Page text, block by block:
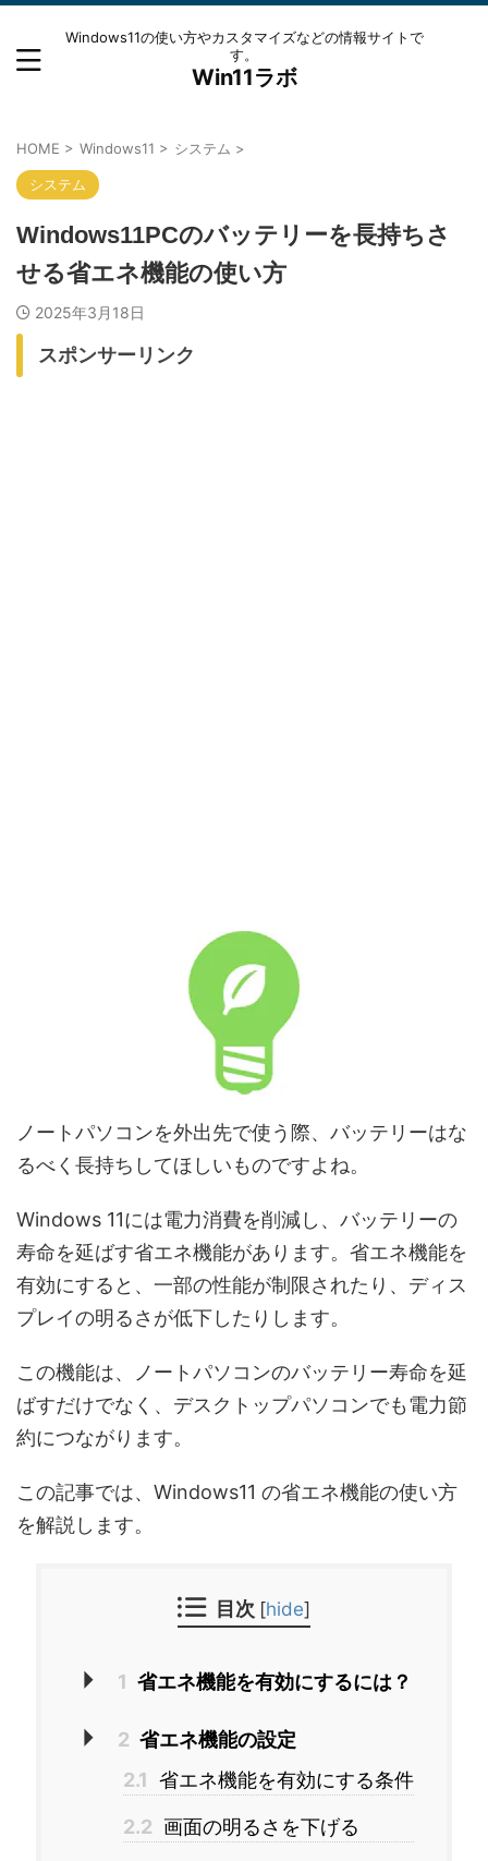
Windows11の使い方やカスタマイズなどの情報サイトで
す。
Win11ラボ
HOME > Windows11 > システム >
システム
Windows11PCのバッテリーを長持ちさ
せる省エネ機能の使い方
2025年3月18日
スポンサーリンク
ノートパソコンを外出先で使う際、バッテリーはな
るべく長持ちしてほしいものですよね。
Windows 11には電力消費を削減し、バッテリーの
寿命を延ばす省エネ機能があります。省エネ機能を
有効にすると、一部の性能が制限されたり、ディス
プレイの明るさが低下したりします。
この機能は、ノートパソコンのバッテリー寿命を延
ばすだけでなく、デスクトップパソコンでも電力節
約につながります。
この記事では、Windows11 の省エネ機能の使い方
を解説します。
目次 [hide]
1 省エネ機能を有効にするには？
2 省エネ機能の設定
2.1 省エネ機能を有効にする条件
2.2 画面の明るさを下げる